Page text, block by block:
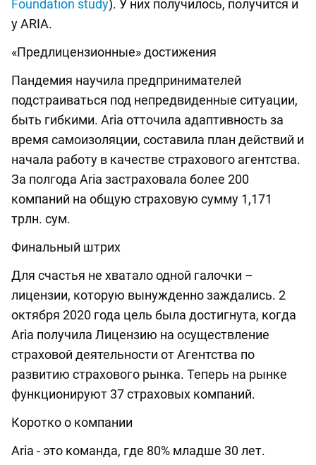
Foundation study). У них получилось, получится и
у ARIA.
«Предлицензионные» достижения
Пандемия научила предпринимателей
подстраиваться под непредвиденные ситуации,
быть гибкими. Aria отточила адаптивность за
время самоизоляции, составила план действий и
начала работу в качестве страхового агентства.
За полгода Aria застраховала более 200
компаний на общую страховую сумму 1,171
трлн. сум.
Финальный штрих
Для счастья не хватало одной галочки –
лицензии, которую вынужденно заждались. 2
октября 2020 года цель была достигнута, когда
Aria получила Лицензию на осуществление
страховой деятельности от Агентства по
развитию страхового рынка. Теперь на рынке
функционируют 37 страховых компаний.
Коротко о компании
Aria - это команда, где 80% младше 30 лет.